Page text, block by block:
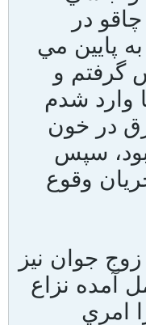
در
پايين مي
گرفتم و
وارد شدم
در خون
سپس
وقوع
جوان نيز
آمده نزاع
امري